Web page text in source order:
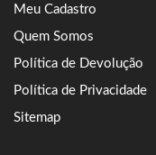
Meu Cadastro
Quem Somos
Política de Devolução
Política de Privacidade
Sitemap